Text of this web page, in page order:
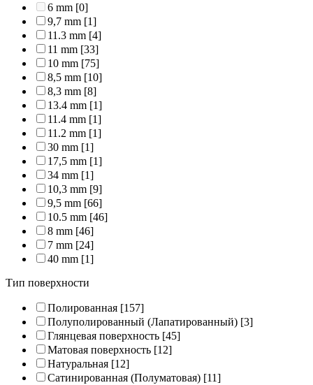
6 mm [0]
9,7 mm [1]
11.3 mm [4]
11 mm [33]
10 mm [75]
8,5 mm [10]
8,3 mm [8]
13.4 mm [1]
11.4 mm [1]
11.2 mm [1]
30 mm [1]
17,5 mm [1]
34 mm [1]
10,3 mm [9]
9,5 mm [66]
10.5 mm [46]
8 mm [46]
7 mm [24]
40 mm [1]
Тип поверхности
Полированная [157]
Полуполированный (Лапатированный) [3]
Глянцевая поверхность [45]
Матовая поверхность [12]
Натуральная [12]
Сатинированная (Полуматовая) [11]